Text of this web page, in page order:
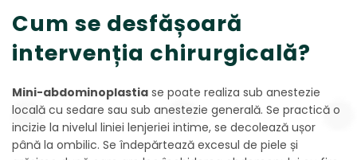
Cum se desfășoară
intervenția chirurgicală?
Mini-abdominoplastia se poate realiza sub anestezie
locală cu sedare sau sub anestezie generală. Se practică o
incizie la nivelul liniei lenjeriei intime, se decolează ușor
până la ombilic. Se îndepărtează excesul de piele și